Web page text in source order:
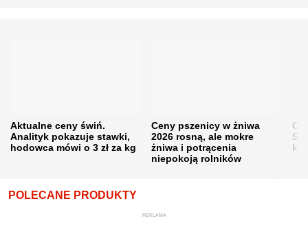
Aktualne ceny świń.
Analityk pokazuje stawki,
hodowca mówi o 3 zł za kg
Ceny pszenicy w żniwa
2026 rosną, ale mokre
żniwa i potrącenia
niepokoją rolników
POLECANE PRODUKTY
REKLAMA